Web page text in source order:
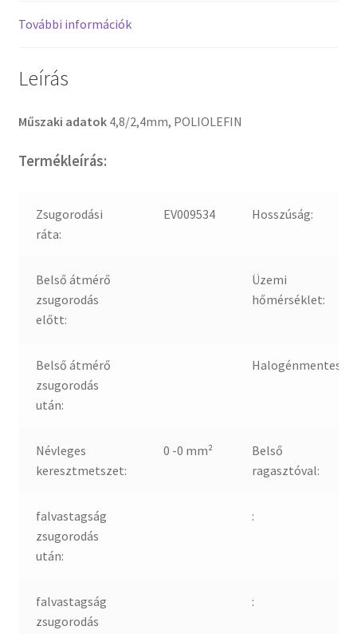
További információk
Leírás
Műszaki adatok 4,8/2,4mm, POLIOLEFIN
Termékleírás:
Zsugorodási
ráta:
EV009534 Hosszúság:
Belső átmérő
zsugorodás
előtt:
Üzemi
hőmérséklet:
Belső átmérő
zsugorodás
után:
Halogénmentes:
Névleges
keresztmetszet:
0 -0 mm²
Belső
ragasztóval:
falvastagság
zsugorodás
után:
:
falvastagság
zsugorodás
: